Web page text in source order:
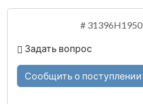
# 31396H1950
Задать вопрос
Сообщить о поступлении